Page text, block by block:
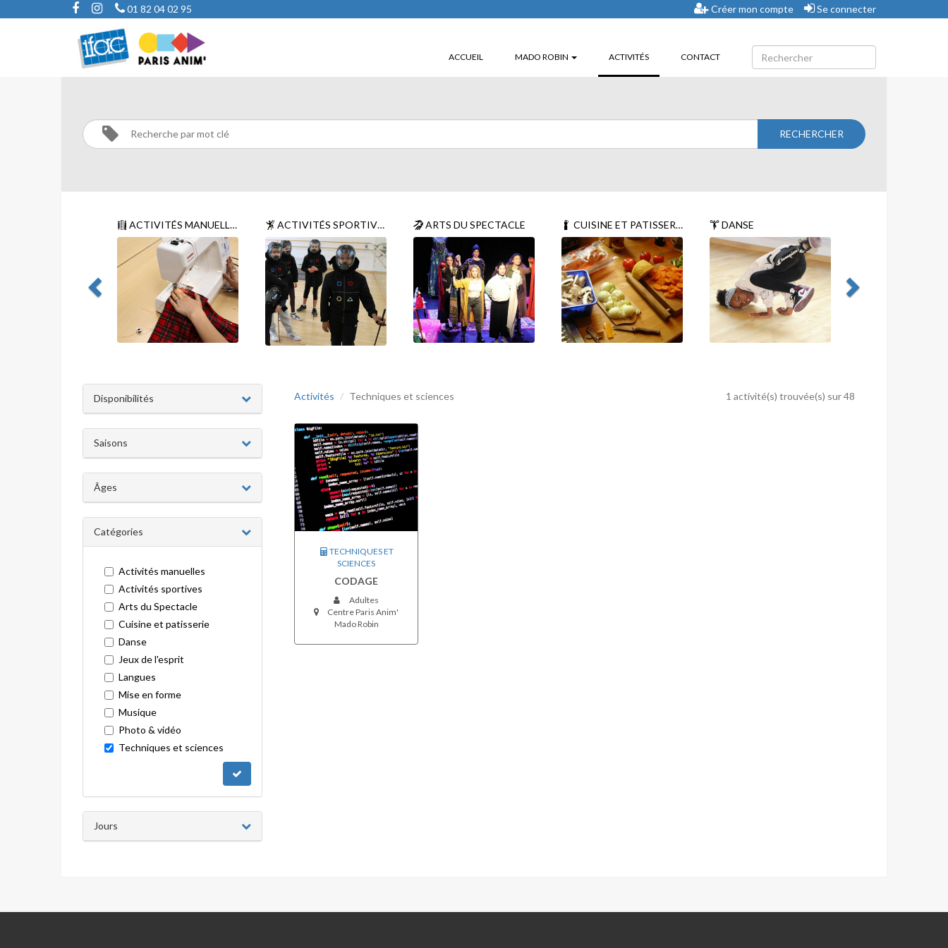
01 82 04 02 95 Créer mon compte Se connecter
ACCUEIL MADO ROBIN ACTIVITÉS(CURRENT)CONTACT
TECHNIQUES
ET
Techniques
et sciences
ACTIVITÉS MANUELLES ACTIVITÉS SPORTIVES ARTS DU SPECTACLE CUISINE ET PATISSERIE DANSE
Disponibilités
Saisons
Âges
Catégories
Activités manuelles
Activités sportives
Arts du Spectacle
Cuisine et patisserie
Danse
Jeux de l'esprit
Langues
Mise en forme
Musique
Photo & vidéo
Techniques et sciences
Jours
Activités Techniques et sciences 1 activité(s) trouvée(s) sur 48
TECHNIQUES ET
SCIENCES
CODAGE
Adultes
Centre Paris Anim'
Mado Robin